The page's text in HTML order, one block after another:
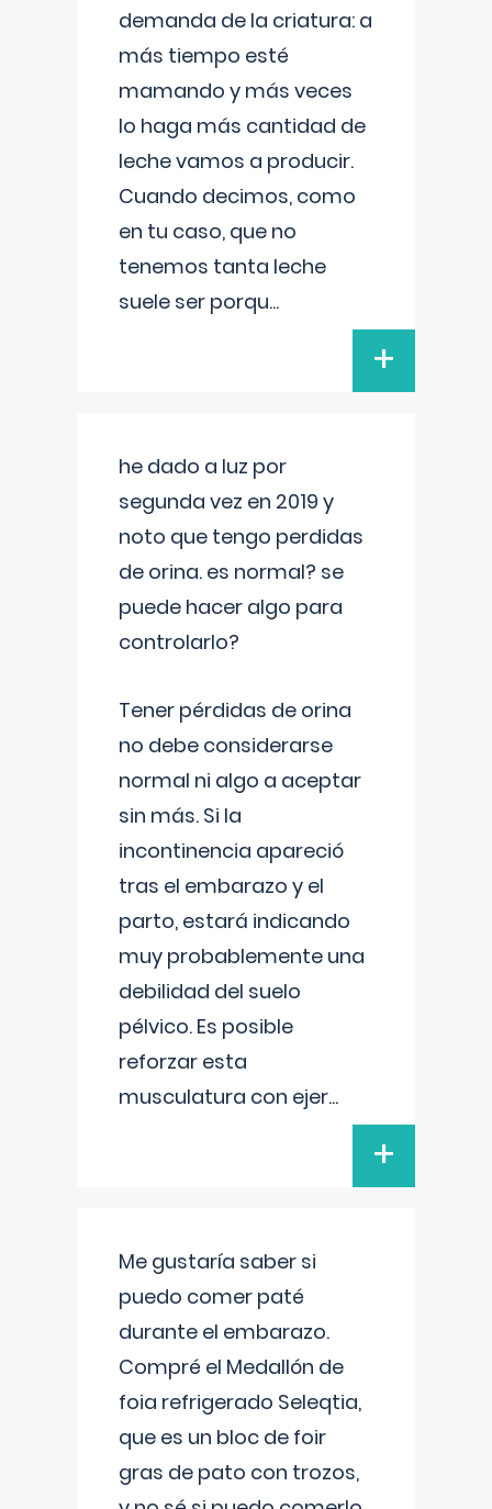
demanda de la criatura: a
más tiempo esté
mamando y más veces
lo haga más cantidad de
leche vamos a producir.
Cuando decimos, como
en tu caso, que no
tenemos tanta leche
suele ser porqu...
+
he dado a luz por
segunda vez en 2019 y
noto que tengo perdidas
de orina. es normal? se
puede hacer algo para
controlarlo?
Tener pérdidas de orina
no debe considerarse
normal ni algo a aceptar
sin más. Si la
incontinencia apareció
tras el embarazo y el
parto, estará indicando
muy probablemente una
debilidad del suelo
pélvico. Es posible
reforzar esta
musculatura con ejer...
+
Me gustaría saber si
puedo comer paté
durante el embarazo.
Compré el Medallón de
foia refrigerado Seleqtia,
que es un bloc de foir
gras de pato con trozos,